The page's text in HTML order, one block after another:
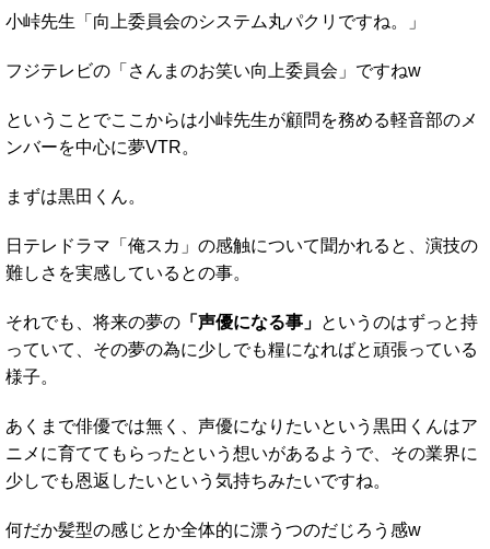
小峠先生「向上委員会のシステム丸パクリですね。」
フジテレビの「さんまのお笑い向上委員会」ですねw
ということでここからは小峠先生が顧問を務める軽音部のメ
ンバーを中心に夢VTR。
まずは黒田くん。
日テレドラマ「俺スカ」の感触について聞かれると、演技の
難しさを実感しているとの事。
それでも、将来の夢の 「声優になる事」 というのはずっと持
っていて、その夢の為に少しでも糧になればと頑張っている
様子。
あくまで俳優では無く、声優になりたいという黒田くんはア
ニメに育ててもらったという想いがあるようで、その業界に
少しでも恩返したいという気持ちみたいですね。
何だか髪型の感じとか全体的に漂うつのだじろう感w